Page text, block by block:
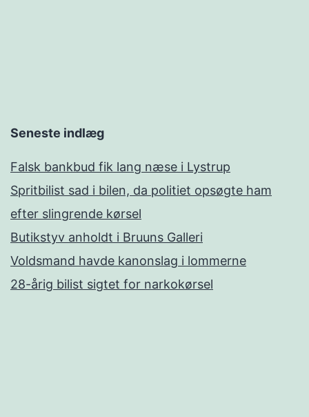
Seneste indlæg
Falsk bankbud fik lang næse i Lystrup
Spritbilist sad i bilen, da politiet opsøgte ham
efter slingrende kørsel
Butikstyv anholdt i Bruuns Galleri
Voldsmand havde kanonslag i lommerne
28-årig bilist sigtet for narkokørsel